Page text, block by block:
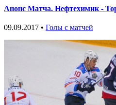
Анонс Матча. Нефтехимик -
09.09.2017 • Голы с матчей